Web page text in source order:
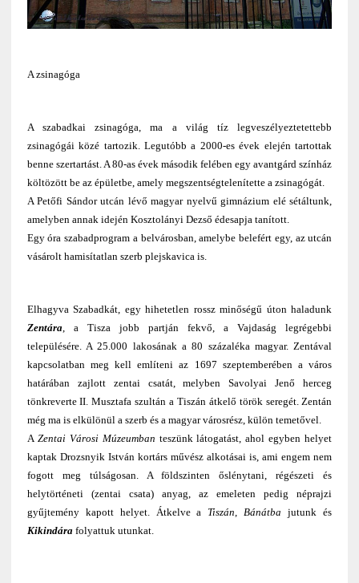
A zsinagóga
A szabadkai zsinagóga, ma a világ tíz legveszélyeztetettebb
zsinagógái közé tartozik. Legutóbb a 2000-es évek elején tartottak
benne szertartást. A 80-as évek második felében egy avantgárd színház
költözött be az épületbe, amely megszentségtelenítette a zsinagógát.
A Petőfi Sándor utcán lévő magyar nyelvű gimnázium elé sétáltunk,
amelyben annak idején Kosztolányi Dezső édesapja tanított.
Egy óra szabadprogram a belvárosban, amelybe belefért egy, az utcán
vásárolt hamisítatlan szerb plejskavica is.
Elhagyva Szabadkát, egy hihetetlen rossz minőségű úton haladunk
Zentára, a Tisza jobb partján fekvő, a Vajdaság legrégebbi
településére. A 25.000 lakosának a 80 százaléka magyar. Zentával
kapcsolatban meg kell említeni az 1697 szeptemberében a város
határában zajlott zentai csatát, melyben Savolyai Jenő herceg
tönkreverte II. Musztafa szultán a Tiszán átkelő török seregét. Zentán
még ma is elkülönül a szerb és a magyar városrész, külön temetővel.
A Zentai Városi Múzeumban teszünk látogatást, ahol egyben helyet
kaptak Drozsnyik István kortárs művész alkotásai is, ami engem nem
fogott meg túlságosan. A földszinten őslénytani, régészeti és
helytörténeti (zentai csata) anyag, az emeleten pedig néprajzi
gyűjtemény kapott helyet. Átkelve a Tiszán Bánátba jutunk és
Kikindárafolyattuk utunkat.